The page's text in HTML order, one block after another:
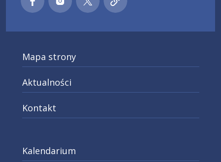
Małopolski pociąg do kariery
Małopolski pociąg do kariery
Małopolski pociąg do kariery
Małopolski pociąg do
Mapa strony
Aktualności
Kontakt
Kalendarium